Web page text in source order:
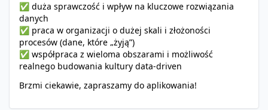
✅ duża sprawczość i wpływ na kluczowe rozwiązania
danych
✅ praca w organizacji o dużej skali i złożoności
procesów (dane, które „żyją”)
✅ współpraca z wieloma obszarami i możliwość
realnego budowania kultury data‑driven
Brzmi ciekawie, zapraszamy do aplikowania!